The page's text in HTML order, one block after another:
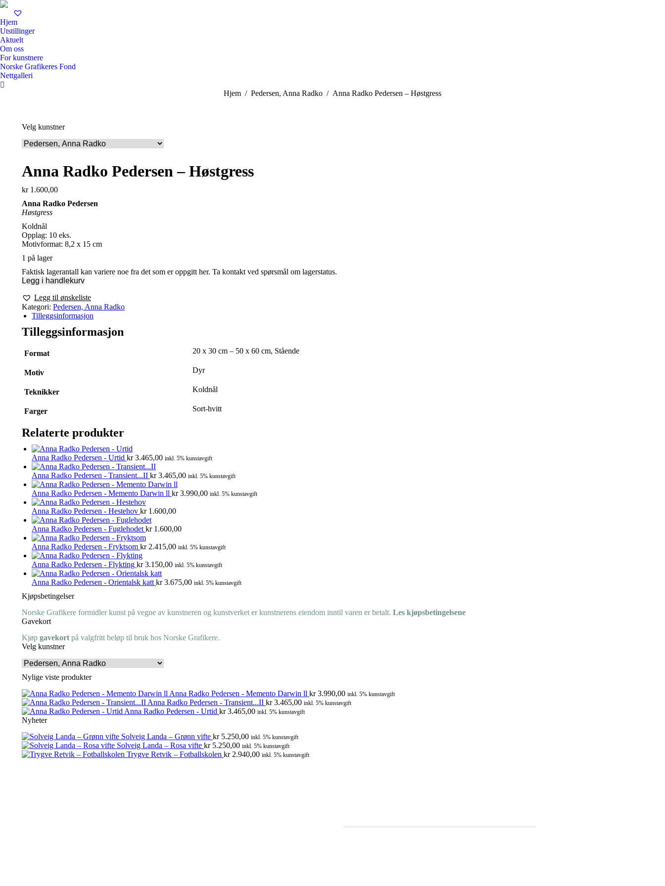
Hjem
Utstillinger
Aktuelt
Om oss
For kunstnere
Norske Grafikeres Fond
Nettgalleri
Search:
You are here:
Hjem Pedersen, Anna Radko Anna Radko Pedersen – Høstgress
Velg kunstner
Anna Radko Pedersen – Høstgress
kr1.600,00
Anna Radko Pedersen
Høstgress
Koldnål
Opplag: 10 eks.
Motivformat: 8,2 x 15 cm
1 på lager
Faktisk lagerantall kan variere noe fra det som er oppgitt her. Ta kontakt ved spørsmål om lagerstatus.
Legg i handlekurv
Legg til ønskeliste
Kategori: Pedersen, Anna Radko
Tilleggsinformasjon
Tilleggsinformasjon
Format 20 x 30 cm – 50 x 60 cm, Stående
Motiv Dyr
Teknikker Koldnål
Farger Sort-hvitt
Relaterte produkter
Anna Radko Pedersen - Urtid kr3.465,00 inkl. 5% kunstavgift
Anna Radko Pedersen - Transient...II kr3.465,00 inkl. 5% kunstavgift
Anna Radko Pedersen - Memento Darwin ll kr3.990,00 inkl. 5% kunstavgift
Anna Radko Pedersen - Hestehov kr1.600,00
Anna Radko Pedersen - Fuglehodet kr1.600,00
Anna Radko Pedersen - Fryktsom kr2.415,00 inkl. 5% kunstavgift
Anna Radko Pedersen - Flykting kr3.150,00 inkl. 5% kunstavgift
Anna Radko Pedersen - Orientalsk katt kr3.675,00 inkl. 5% kunstavgift
Kjøpsbetingelser
Norske Grafikere formidler kunst på vegne av kunstneren og kunstverket er kunstnerens eiendom inntil varen er betalt. Les kjøpsbetingelsene
Gavekort
Kjøp gavekort på valgfritt beløp til bruk hos Norske Grafikere.
Velg kunstner
Nylige viste produkter
Anna Radko Pedersen - Memento Darwin ll kr3.990,00 inkl. 5% kunstavgift
Anna Radko Pedersen - Transient...II kr3.465,00 inkl. 5% kunstavgift
Anna Radko Pedersen - Urtid kr3.465,00 inkl. 5% kunstavgift
Nyheter
Solveig Landa – Grønn vifte kr5.250,00 inkl. 5% kunstavgift
Solveig Landa – Rosa vifte kr5.250,00 inkl. 5% kunstavgift
Trygve Retvik – Fotballskolen kr2.940,00 inkl. 5% kunstavgift